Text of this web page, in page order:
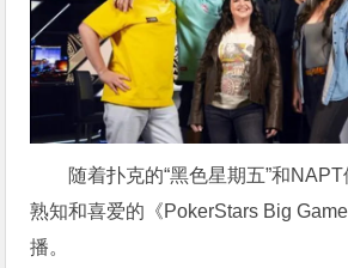
随着扑克的“黑色星期五”和
熟知和喜爱的《PokerStars Big
播。